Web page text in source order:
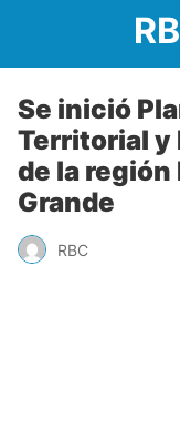
Se inició
Territorial y
de la
Grande
RBC